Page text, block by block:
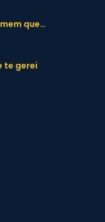
que…
te gerei